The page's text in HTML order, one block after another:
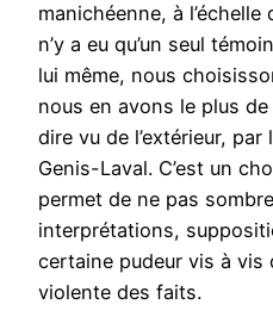
manichéenne, à
n’y a eu qu’un seul
lui même, nous
nous en avons le plus de
dire vu de l’extérieur,
Genis-Laval. C’est un
permet de ne pas
interprétations,
certaine pudeur vis à vis
violente des faits.